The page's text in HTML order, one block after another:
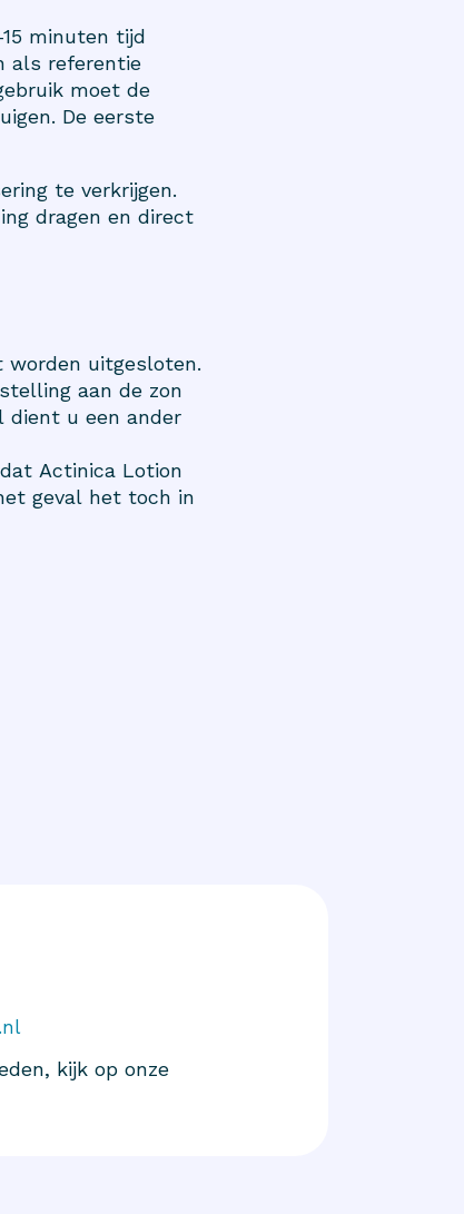
minuten tijd
als referentie
moet de
De eerste
te verkrijgen.
dragen en direct
worden uitgesloten.
aan de zon
dient u een ander
Actinica Lotion
geval het toch in
kijk op onze